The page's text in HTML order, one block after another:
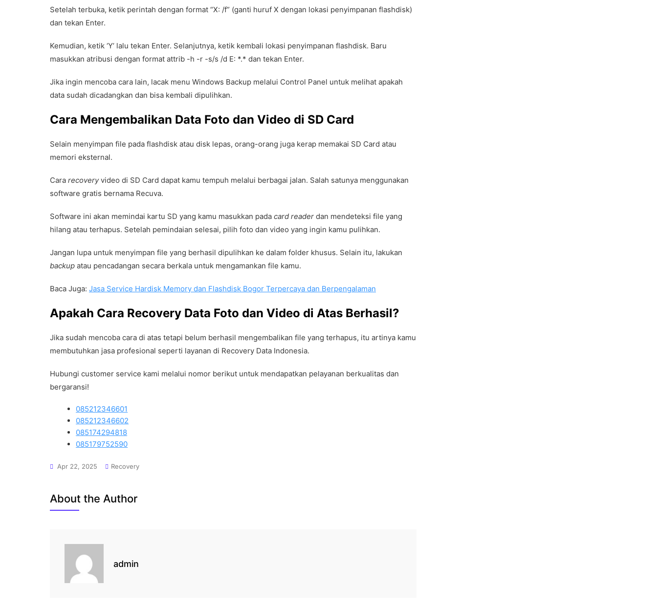
Setelah terbuka, ketik perintah dengan format “X: /f” (ganti huruf X dengan lokasi penyimpanan flashdisk)
dan tekan Enter.
Kemudian, ketik ‘Y’ lalu tekan Enter. Selanjutnya, ketik kembali lokasi penyimpanan flashdisk. Baru
masukkan atribusi dengan format attrib -h -r -s/s /d E: *.* dan tekan Enter.
Jika ingin mencoba cara lain, lacak menu Windows Backup melalui Control Panel untuk melihat apakah
data sudah dicadangkan dan bisa kembali dipulihkan.
Cara Mengembalikan Data Foto dan Video di SD Card
Selain menyimpan file pada flashdisk atau disk lepas, orang-orang juga kerap memakai SD Card atau
memori eksternal.
Cara recoveryvideo di SD Card dapat kamu tempuh melalui berbagai jalan. Salah satunya menggunakan
software gratis bernama Recuva.
Software ini akan memindai kartu SD yang kamu masukkan pada card reader dan mendeteksi file yang
hilang atau terhapus. Setelah pemindaian selesai, pilih foto dan video yang ingin kamu pulihkan.
Jangan lupa untuk menyimpan file yang berhasil dipulihkan ke dalam folder khusus. Selain itu, lakukan
backup atau pencadangan secara berkala untuk mengamankan file kamu.
Baca Juga: Jasa Service Hardisk Memory dan Flashdisk Bogor Terpercaya dan Berpengalaman
Apakah Cara Recovery Data Foto dan Video di Atas Berhasil?
Jika sudah mencoba cara di atas tetapi belum berhasil mengembalikan file yang terhapus, itu artinya kamu
membutuhkan jasa profesional seperti layanan di Recovery Data Indonesia.
Hubungi customer service kami melalui nomor berikut untuk mendapatkan pelayanan berkualitas dan
bergaransi!
085212346601
085212346602
085174294818
085179752590
Apr 22, 2025 Recovery
About the Author
admin